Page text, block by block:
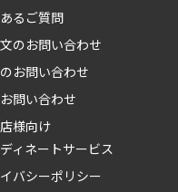
るご質問
のお問い合わせ
お問い合わせ
問い合わせ
様向け
ィネートサービス
バシーポリシー